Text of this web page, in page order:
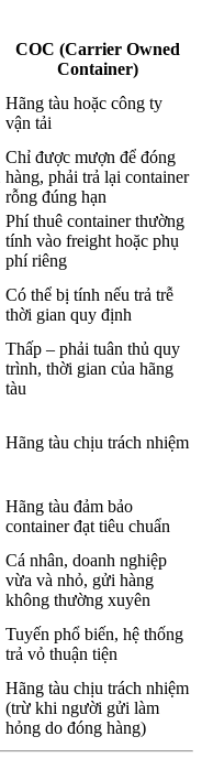
COC (Carrier Owned
Container)
Hãng tàu hoặc công ty
vận tải
Chỉ được mượn để đóng
hàng, phải trả lại container
rỗng đúng hạn
Phí thuê container thường
tính vào freight hoặc phụ
phí riêng
Có thể bị tính nếu trả trễ
thời gian quy định
Thấp – phải tuân thủ quy
trình, thời gian của hãng
tàu
Hãng tàu chịu trách nhiệm
Hãng tàu đảm bảo
container đạt tiêu chuẩn
Cá nhân, doanh nghiệp
vừa và nhỏ, gửi hàng
không thường xuyên
Tuyến phổ biến, hệ thống
trả vỏ thuận tiện
Hãng tàu chịu trách nhiệm
(trừ khi người gửi làm
hỏng do đóng hàng)